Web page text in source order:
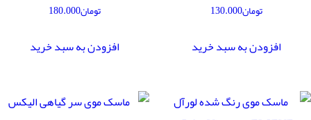
تومان130.000
افزودن به سبد خرید
تومان180.000
افزودن به سبد خرید